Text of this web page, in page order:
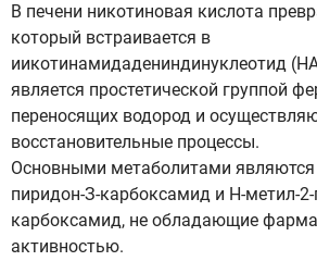
В печени никотиновая кислота
который встраивается в
иикотинамидадениндинуклеотид
является простетической группой
переносящих водород и
восстановительные процессы.
Основными метаболитами являются
пиридон-З-карбоксамид и Н-метил-
карбоксамид, не обладающие
активностью.